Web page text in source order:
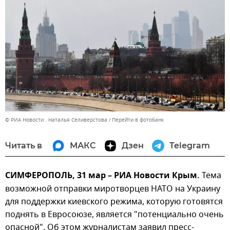
© РИА Новости . Наталья Селиверстова Перейти в фотобанк
Читать в МАКС Дзен Telegram
СИМФЕРОПОЛЬ, 31 мар – РИА Новости Крым. Тема
возможной отправки миротворцев НАТО на Украину
для поддержки киевского режима, которую готовятся
поднять в Евросоюзе, является "потенциально очень
опасной". Об этом журналистам заявил пресс-